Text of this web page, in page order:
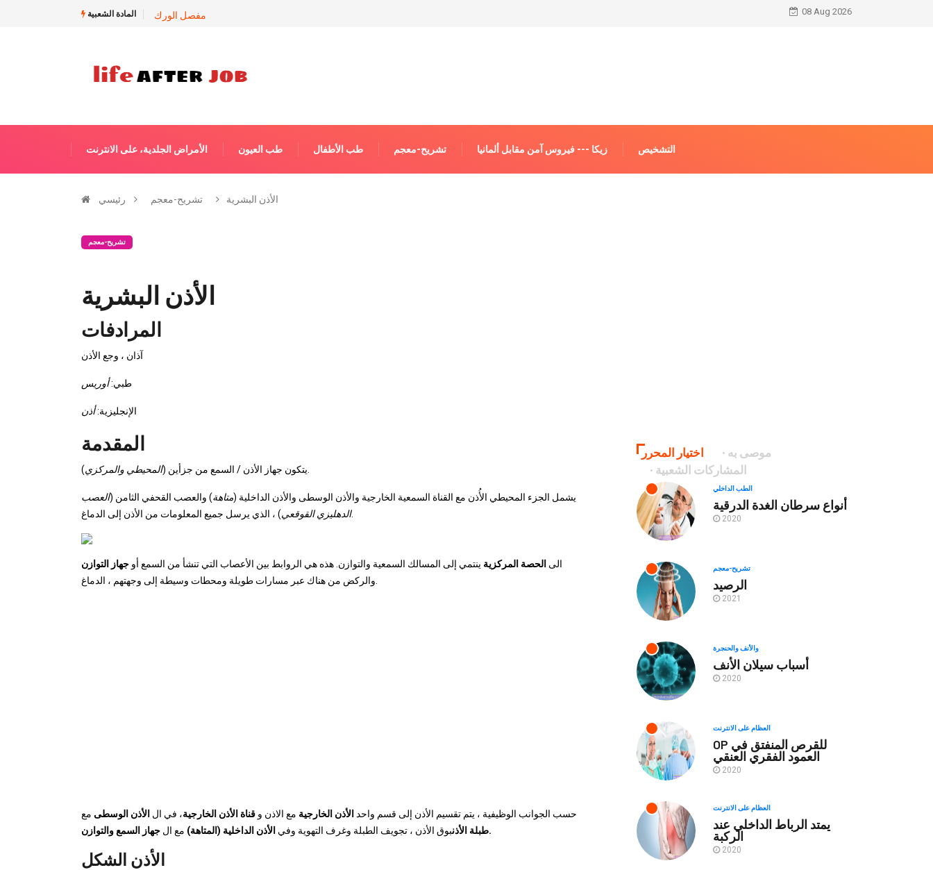
المادة الشعبية مفصل الورك 08 Aug 2026
الأمراض الجلدية، على الانترنت طب العيون طب الأطفال تشريح-معجم زيكا --- فيروس آمن مقابل ألمانيا التشخيص
رئيسي تشريح-معجم الأذن البشرية
تشريح-معجم
الأذن البشرية
المرادفات
آذان ، وجع الأذن
طبي:أوريس
الإنجليزية:أذن
المقدمة
يتكون جهاز الأذن / السمع من جزأين (المحيطي والمركزي
يشمل الجزء المحيطي الأُذن مع القناة السمعية الخارجية والأذن الوسطى والأذن الداخلية (متاهة) والعصب القحفي الثامن (العصب
الدهليزي القوقعي) ، الذي يرسل جميع المعلومات من الأذن إلى الدماغ.
الى الحصة المركزية ينتمي إلى المسالك السمعية والتوازن. هذه هي الروابط بين الأعصاب التي تنشأ من السمع أو جهاز التوازن
حسب الجوانب الوظيفية ، يتم تقسيم الأذن إلى قسم واحد الأذن الخارجية مع الاذن و قناة الأذن الخارجية، في ال الأذن الوسطى مع
طبلة الأذنبوق الأذن ، تجويف الطبلة وغرف التهوية وفي الأذن الداخلية (المتاهة) مع ال جهاز السمع والتوازن.
الأذن الشكل
اختيار المحرر
موصى به
المشاركات الشعبية
الطب الداخلي
أنواع سرطان الغدة الدرقية
2020
تشريح-معجم
الرصيد
2021
والأنف والحنجرة
أسباب سيلان الأنف
2020
العظام على الانترنت
OP للقرص المنفتق في
العمود الفقري العنقي
2020
العظام على الانترنت
يمتد الرباط الداخلي عند
الركبة
2020